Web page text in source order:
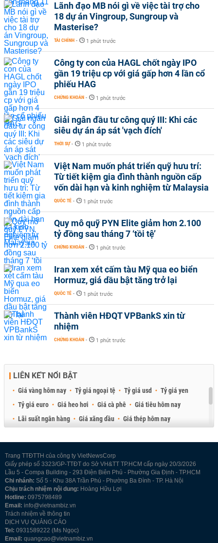
Lãnh đạo MB nói gì về việc tài trợ cho
18 dự án Vingroup, Sungroup và
Masterise?
TÀI CHÍNH - 1 phút trước
Công ty con của HAGL chốt ngày IPO
gần 19 triệu cp với giá gấp hơn 4 lần cổ
phiếu HAG
CHỨNG KHOÁN - 1 phút trước
Giải ngân đầu tư công quý III: Khi các
siêu dự án áp sát 'vạch đích'
THỜI SỰ - 1 phút trước
Việt Nam muốn phát triển quỹ hưu trí:
Từ tiết kiệm gia đình thành nguồn cấp
vốn dài hạn và kinh nghiệm từ Malaysia
QUỐC TẾ - 1 phút trước
Quy mô quỹ PYN Elite giảm hơn 2.100
tỷ đồng sau tháng 7 ‘tồi tệ’
CHỨNG KHOÁN - 1 phút trước
Iran xem xét cấm tàu Mỹ qua eo biển
Hormuz, giá dầu bật tăng trở lại
QUỐC TẾ - 1 phút trước
Thành viên HĐQT VPBankS xin từ
nhiệm
CHỨNG KHOÁN - 1 phút trước
LIÊN KẾT NỔI BẬT
Giá vàng hôm nay Tỷ giá ngoại tệ Tỷ giá usd
Tỷ giá yen
Tỷ giá euro
Giá heo hơi Giá cà phê
Giá tiêu hôm nay
Lãi suất ngân hàng
Giá xăng dầu
Giá thép hôm nay
Trang TTĐTTH của công ty VietNewsCorp
Giấy phép số 3323/GP-TTĐT do Sở VH&TT TP.HCM cấp ngày 20/3/2026
Lầu 5 - Compa Building - 293 Điện Biên Phủ - Phường Gia Định - TP.HCM
Chi nhánh: Số 5 - Khu 38A Trần Phú - Phường Ba Đình - TP. Hà Nội
Chịu trách nhiệm nội dung: Hoàng Hữu Lợi
Hotline: 0975798489
Email: info@vietnambiz.vn
Trách nhiệm về thông tin
DỊCH VỤ QUẢNG CÁO
Tel: 0931589222 (Ms Ngọc)
Email: quangcao@vietnambiz.vn